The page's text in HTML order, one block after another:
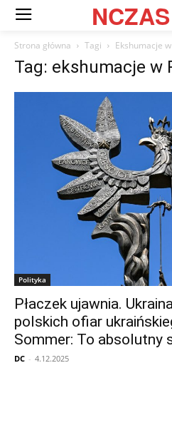
NCZAS
Strona główna Tagi Ekshumacje
Tag: ekshumacje w
Polityka
Płaczek ujawnia.
polskich ofiar
Sommer: To absolutny
DC - 4.12.2025